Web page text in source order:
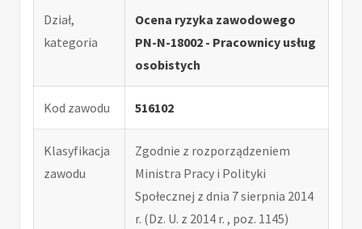
Dział,
kategoria
Ocena ryzyka zawodowego
PN-N-18002 - Pracownicy usług
osobistych
Kod zawodu 516102
Klasyfikacja
zawodu
Zgodnie z rozporządzeniem
Ministra Pracy i Polityki
Społecznej z dnia 7 sierpnia 2014
r. (Dz. U. z 2014 r. , poz. 1145)